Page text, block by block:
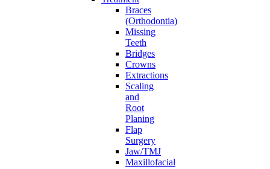
Braces
(Orthodontia)
Missing
Teeth
Bridges
Crowns
Extractions
Scaling
and
Root
Planing
Flap
Surgery
Jaw/TMJ
Maxillofacial